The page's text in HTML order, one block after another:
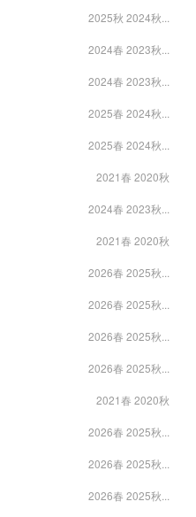
2025秋 2024秋...
2024春 2023秋...
2024春 2023秋...
2025春 2024秋...
2025春 2024秋...
2021春 2020秋
2024春 2023秋...
2021春 2020秋
2026春 2025秋...
2026春 2025秋...
2026春 2025秋...
2026春 2025秋...
2021春 2020秋
2026春 2025秋...
2026春 2025秋...
2026春 2025秋...